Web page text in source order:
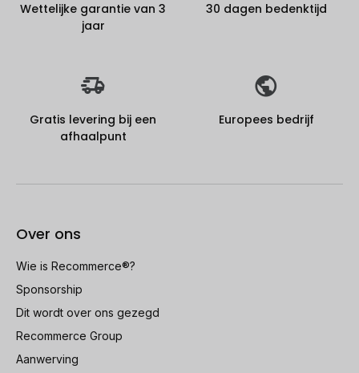
Wettelijke garantie van 3
jaar
30 dagen bedenktijd
Gratis levering bij een
afhaalpunt
Europees bedrijf
Over ons
Wie is Recommerce®?
Sponsorship
Dit wordt over ons gezegd
Recommerce Group
Aanwerving